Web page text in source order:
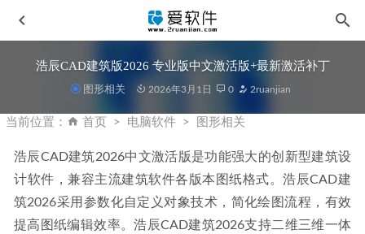
浩辰CAD建筑版2026 专业版中文激活版+最新激活补丁
图形相关 2026年3月1日 0 2ruanjian
当前位置： 首页 电脑软件 图形相关
浩辰CAD建筑2026中文激活版是功能强大的创新型建筑设
计软件，兼容主流建筑软件各版本图纸格式。浩辰CAD建
筑2026采用参数化自定义对象技术，简化绘图流程，有效
提高图纸编辑效率。浩辰CAD建筑2026支持二维三维一体
Adobe DNG Converter v17.4中文版-相机照片转换工具
2025-
06-23